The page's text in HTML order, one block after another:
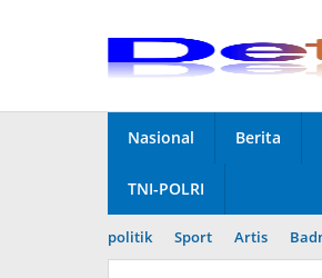
Nasional Berita
TNI-POLRI
politik Sport Artis